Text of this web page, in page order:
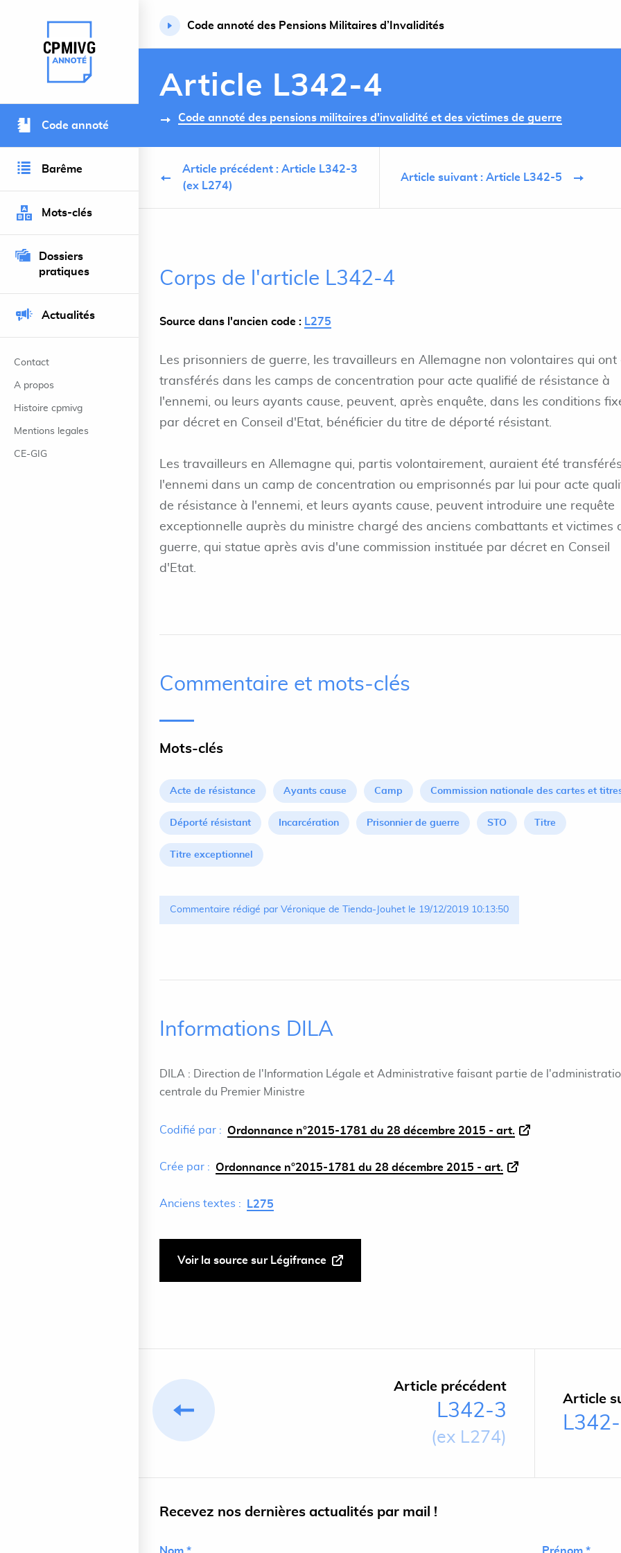
Retour à l’accueil du site
Code annoté
Barême
Mots-clés
Dossiers
pratiques
Actualités
Contact
A propos
Histoire cpmivg
Mentions legales
CE-GIG
Code annoté des Pensions Militaires d’Invalidités
Article L342-4
Code annoté des pensions militaires d'invalidité et des victimes de guerre
Article précédent : Article L342-3
(ex L274)
Article suivant : Article L342-5
Corps de l'article L342-4
Source dans l'ancien code : L275
Les prisonniers de guerre, les travailleurs en Allemagne non volontaires qui ont
transférés dans les camps de concentration pour acte qualifié de résistance à
l'ennemi, ou leurs ayants cause, peuvent, après enquête, dans les conditions
par décret en Conseil d'Etat, bénéficier du titre de déporté résistant.
Les travailleurs en Allemagne qui, partis volontairement, auraient été
l'ennemi dans un camp de concentration ou emprisonnés par lui pour acte
de résistance à l'ennemi, et leurs ayants cause, peuvent introduire une requête
exceptionnelle auprès du ministre chargé des anciens combattants et victimes
guerre, qui statue après avis d'une commission instituée par décret en Conseil
d'Etat.
Commentaire et mots-clés
Mots-clés
Acte de résistance Ayants cause Camp Commission nationale des cartes et
Déporté résistant Incarcération Prisonnier de guerre STO Titre
Titre exceptionnel
Commentaire rédigé par Véronique de Tienda-Jouhet le 19/12/2019 10:13:50
Informations DILA
DILA : Direction de l'Information Légale et Administrative faisant partie de
centrale du Premier Ministre
Codifié par : Ordonnance n°2015-1781 du 28 décembre 2015 - art.
Crée par : Ordonnance n°2015-1781 du 28 décembre 2015 - art.
Anciens textes : L275
Voir la source sur Légifrance
Article précédent
L342-3
(ex L274)
Article
Recevez nos dernières actualités par mail !